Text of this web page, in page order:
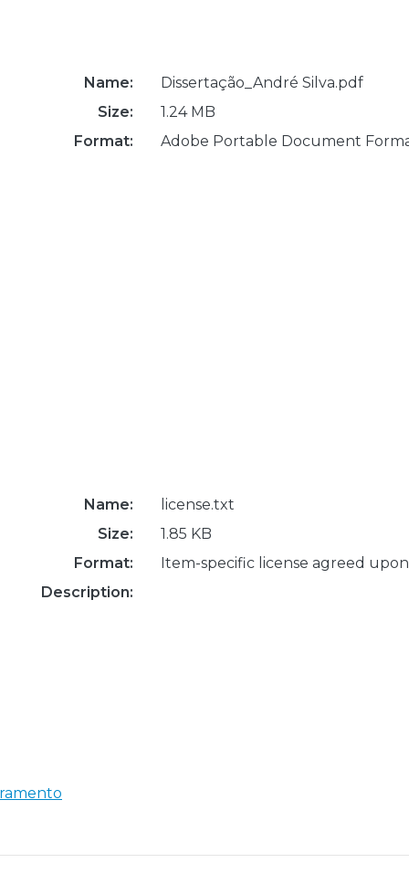
Name:
Dissertação_André Silva.pdf
Size:
1.24 MB
Format:
Adobe Portable Document
Name:
license.txt
Size:
1.85 KB
Format:
Item-specific license agreed
Description: